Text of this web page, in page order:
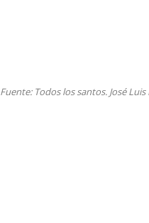
Fuente: Todos los santos. José Luis